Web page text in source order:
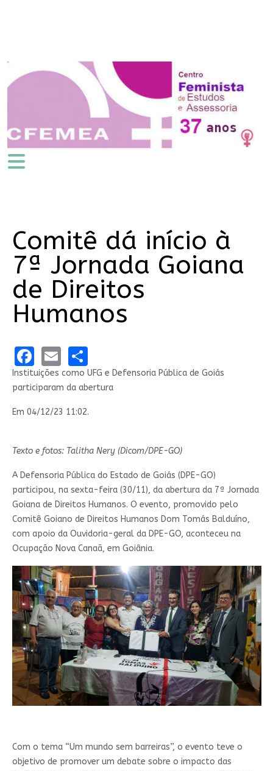
Comitê dá início à
7ª Jornada Goiana
de Direitos
Humanos
Facebook
EmailShare
Instituições como UFG e Defensoria Pública de Goiás
participaram da abertura
Em 04/12/23 11:02.
Texto e fotos: Talitha Nery (Dicom/DPE-GO)
A Defensoria Pública do Estado de Goiás (DPE-GO)
participou, na sexta-feira (30/11), da abertura da 7ª Jornada
Goiana de Direitos Humanos. O evento, promovido pelo
Comitê Goiano de Direitos Humanos Dom Tomás Balduíno,
com apoio da Ouvidoria-geral da DPE-GO, aconteceu na
Ocupação Nova Canaã, em Goiânia.
Com o tema “Um mundo sem barreiras”, o evento teve o
objetivo de promover um debate sobre o impacto das